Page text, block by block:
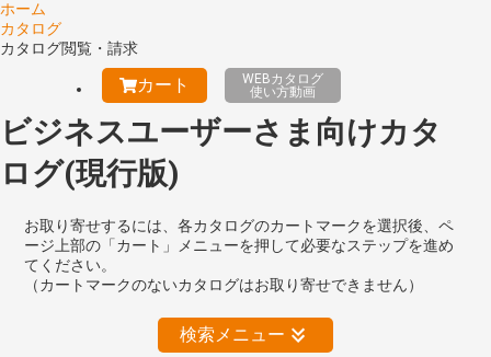
ホーム
カタログ
カタログ閲覧・請求
カート
WEBカタログ
使い方動画
ビジネスユーザーさま向けカタ
ログ(現行版)
お取り寄せするには、各カタログのカートマークを選択後、ペ
ージ上部の「カート」メニューを押して必要なステップを進め
てください。
（カートマークのないカタログはお取り寄せできません）
検索メニュー